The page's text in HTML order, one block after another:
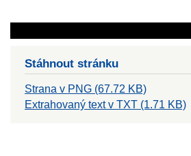
Stáhnout stránku
Strana v PNG (67.72 KB)
Extrahovaný text v TXT (1.71 KB)